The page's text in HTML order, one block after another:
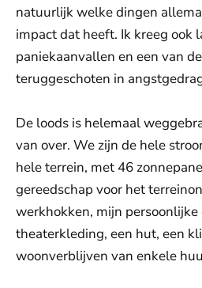
natuurlijk welke dingen
impact dat heeft. Ik kreeg ook
paniekaanvallen en een van
teruggeschoten in
De loods is helemaal
van over. We zijn de hele
hele terrein, met 46
gereedschap voor het
werkhokken, mijn persoonlijke
theaterkleding, een hut, een
woonverblijven van enkele